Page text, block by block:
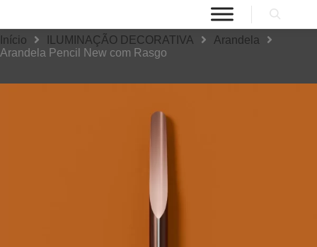
Início ILUMINAÇÃO DECORATIVA
Arandela
Arandela Pencil New com Rasgo